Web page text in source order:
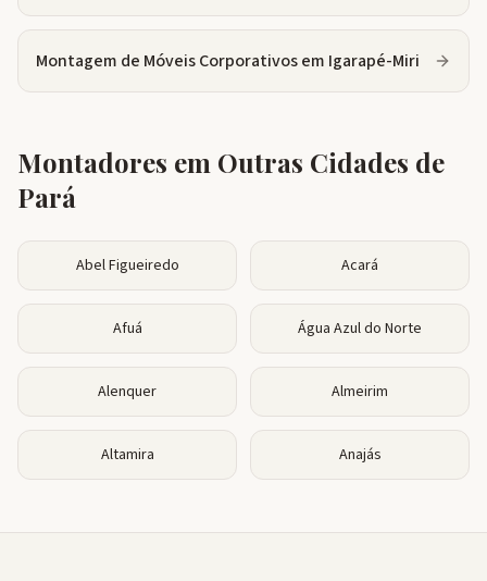
Montagem de Móveis Corporativosem Igarapé-Miri
Montadores em Outras Cidades de
Pará
Abel Figueiredo Acará
Afuá Água Azul do Norte
Alenquer Almeirim
Altamira Anajás